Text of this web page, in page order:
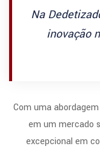
Na
inovação
Com uma
em um mercado
excepcional em